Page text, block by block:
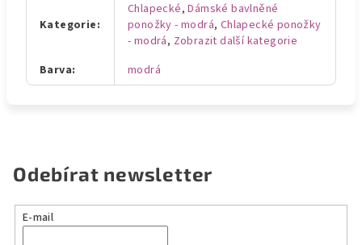
Kategorie:
Chlapecké,Dámské bavlněné
ponožky - modrá, Chlapecké ponožky
- modrá, Zobrazit další kategorie
Barva: modrá
Odebírat newsletter
E-mail